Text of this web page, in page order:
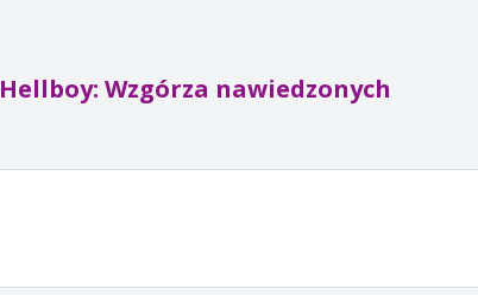
Hellboy: Wzgórza nawiedzonych